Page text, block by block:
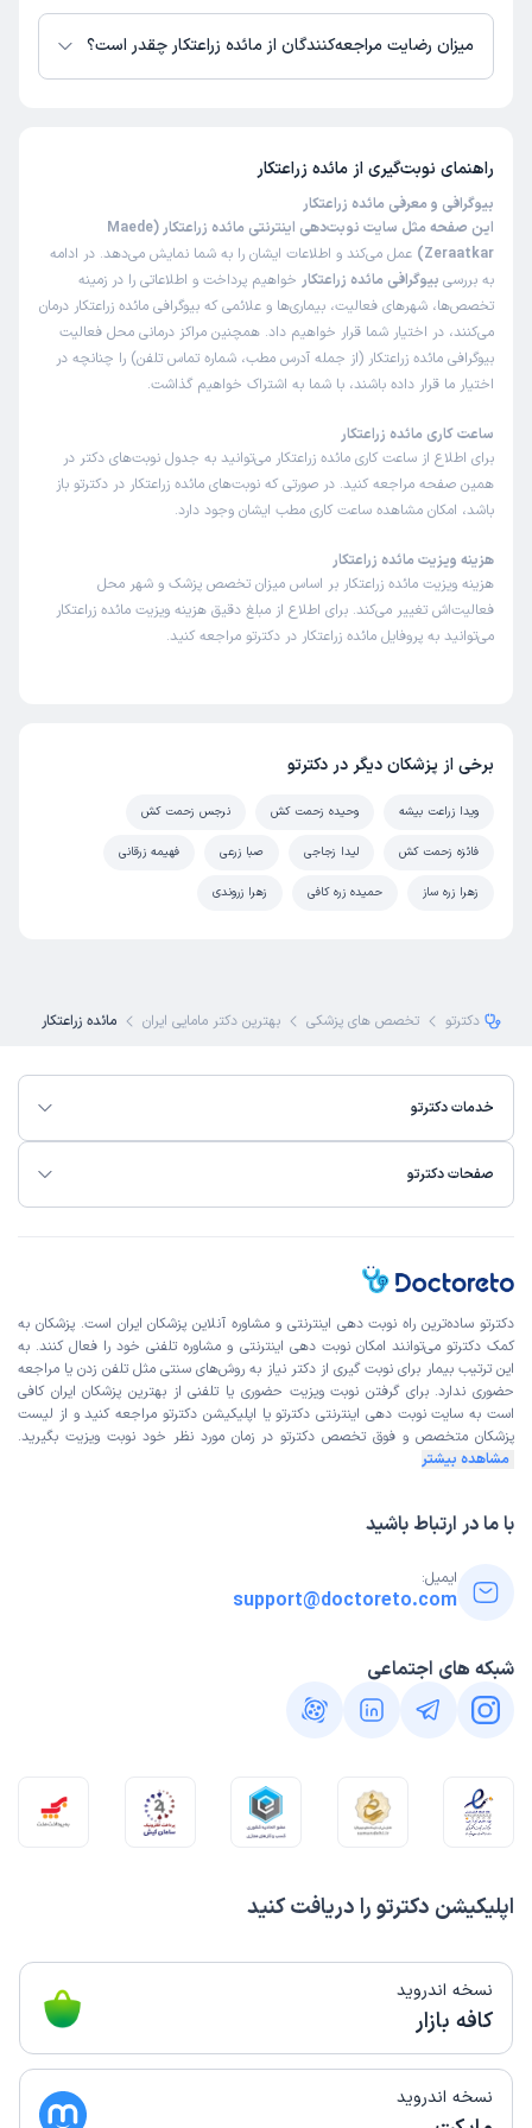
زمان نوبت‌دهی و پذیرش بیماران با هماهنگی مطب مشخص می‌شود.
میزان رضایت مراجعه‌کنندگان از مائده زراعتکار چقدر است؟
راهنمای نوبت‌گیری از مائده زراعتکار
بیوگرافی و معرفی مائده زراعتکار
این صفحه مثل سایت نوبت‌دهی اینترنتی مائده زراعتکار (Maede
Zeraatkar)
عمل می‌کند و اطلاعات ایشان را به شما نمایش می‌دهد. در ادامه
به بررسی بیوگرافی مائده زراعتکار خواهیم پرداخت و اطلاعاتی را در زمینه
تخصص‌ها، شهرهای فعالیت، بیماری‌ها و علائمی که بیوگرافی مائده زراعتکار درمان
می‌کنند، در اختیار شما قرار خواهیم داد. همچنین مراکز درمانی محل فعالیت
بیوگرافی مائده زراعتکار (از جمله آدرس مطب، شماره تماس تلفن) را چنانچه در
اختیار ما قرار داده باشند، با شما به اشتراک خواهیم گذاشت.
ساعت کاری مائده زراعتکار
برای اطلاع از ساعت کاری مائده زراعتکار می‌توانید به جدول نوبت‌های دکتر در
همین صفحه مراجعه کنید. در صورتی که نوبت‌های مائده زراعتکار در دکترتو باز
باشد، امکان مشاهده ساعت کاری مطب ایشان وجود دارد.
هزینه ویزیت مائده زراعتکار
هزینه ویزیت مائده زراعتکار بر اساس میزان تخصص پزشک و شهر محل
فعالیت‌اش تغییر می‌کند. برای اطلاع از مبلغ دقیق هزینه ویزیت مائده زراعتکار
می‌توانید به پروفایل مائده زراعتکار در دکترتو مراجعه کنید.
برخی از پزشکان دیگر در دکترتو
ویدا زراعت بیشه وحیده زحمت کش نرجس زحمت کش
فائزه زحمت کش لیدا زجاجی صبا زرعی فهیمه زرقانی
زهرا زره ساز حمیده زره کافی زهرا زروندی
دکترتو تخصص های پزشکی بهترین دکتر مامایی ایران مائده زراعتکار
خدمات دکترتو
صفحات دکترتو
اپلیکیشن دکترتو را دریافت کنید
نسخه اندروید
کافه بازار
نسخه اندروید
دکترتو ساده‌ترین راه نوبت‌ دهی اینترنتی و مشاوره آنلاین پزشکان ایران است. پزشکان به
کمک دکترتو می‌توانند امکان نوبت دهی اینترنتی و مشاوره تلفنی خود را فعال کنند. به
این ترتیب بیمار برای نوبت گیری از دکتر نیاز به روش‌های سنتی مثل تلفن زدن یا مراجعه
حضوری ندارد. برای گرفتن نوبت ویزیت حضوری یا تلفنی از بهترین پزشکان ایران کافی
است به سایت نوبت دهی اینترنتی دکترتو یا اپلیکیشن دکترتو مراجعه کنید و از لیست
پزشکان متخصص و فوق تخصص دکترتو در زمان مورد نظر خود نوبت ویزیت بگیرید.
مشاهده بیشتر
با ما در ارتباط باشید
ایمیل:
support@doctoreto.com
شبکه های اجتماعی